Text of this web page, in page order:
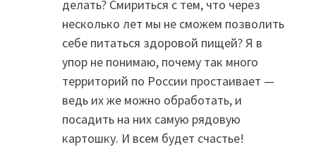
делать? Смириться с тем, что через
несколько лет мы не сможем позволить
себе питаться здоровой пищей? Я в
упор не понимаю, почему так много
территорий по России простаивает —
ведь их же можно обработать, и
посадить на них самую рядовую
картошку. И всем будет счастье!